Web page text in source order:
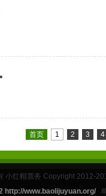
首页 1 2 3 4
小红帽票务 Copyright 2012-
http://www.baolijuyuan.org/